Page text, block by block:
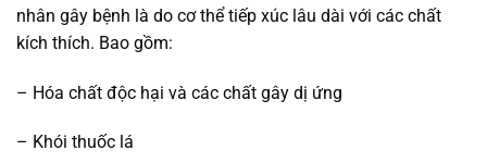
nhân gây bệnh là do cơ thể tiếp xúc lâu dài với các chất
kích thích. Bao gồm:
– Hóa chất độc hại và các chất gây dị ứng
– Khói thuốc lá